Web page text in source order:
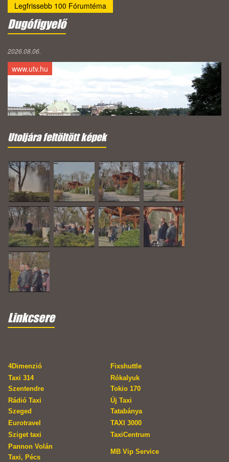
Legfrissebb 100 Fórumtéma
Dugófigyelő
2026.08.06.
www.utv.hu
Utoljára feltöltött képek
Linkcsere
4Dimenzió
Fixshuttle
Taxi 314
Szentendre
Rókalyuk
Tokio 170
Rádió Taxi
Szeged
Új Taxi
Tatabánya
Eurotravel
TAXI 3000
Sziget taxi
TaxiCentrum
Pannon Volán
Taxi, Pécs
MB Vip Service